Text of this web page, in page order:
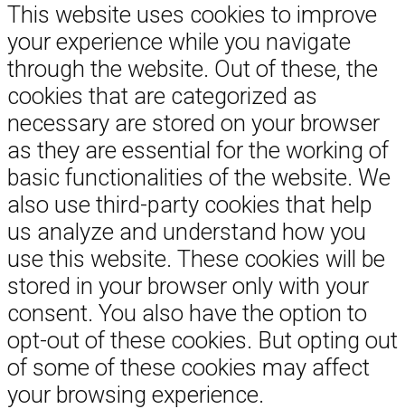
This website uses cookies to improve
your experience while you navigate
through the website. Out of these, the
cookies that are categorized as
necessary are stored on your browser
as they are essential for the working of
basic functionalities of the website. We
also use third-party cookies that help
us analyze and understand how you
use this website. These cookies will be
stored in your browser only with your
consent. You also have the option to
opt-out of these cookies. But opting out
of some of these cookies may affect
your browsing experience.